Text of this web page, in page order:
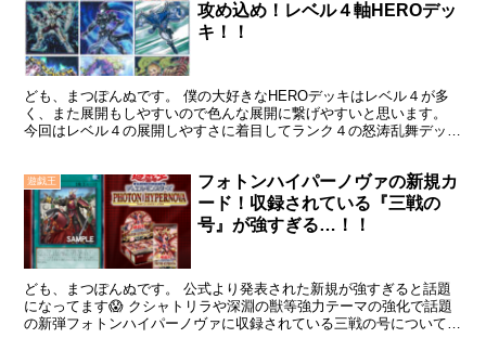
攻め込め！レベル４軸HEROデッ
キ！！
ども、まつぽんぬです。 僕の大好きなHEROデッキはレベル４が多
く、また展開もしやすいので色んな展開に繋げやすいと思います。
今回はレベル４の展開しやすさに着目してランク４の怒涛乱舞デッキ
遊戯王
フォトンハイパーノヴァの新規カ
ード！収録されている『三戦の
号』が強すぎる…！！
ども、まつぽんぬです。 公式より発表された新規が強すぎると話題
になってます😱 クシャトリラや深淵の獣等強力テーマの強化で話題
の新弾フォトンハイパーノヴァに収録されている三戦の号について記